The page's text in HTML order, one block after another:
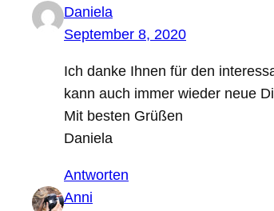
Daniela
September 8, 2020
Ich danke Ihnen für den
kann auch immer wieder neue
Mit besten Grüßen
Daniela
Antworten
Anni